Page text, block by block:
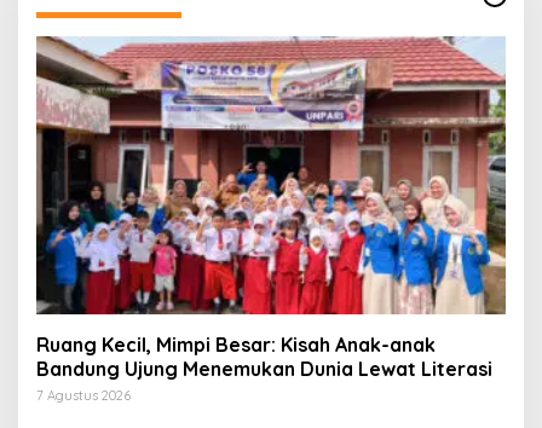
Ruang Kecil, Mimpi Besar: Kisah Anak-anak
Bandung Ujung Menemukan Dunia Lewat Literasi
7 Agustus 2026